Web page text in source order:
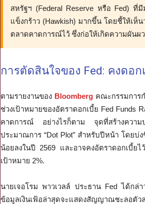
สหรัฐฯ (Federal Reserve หรือ Fed) ที่
แข็งกร้าว (Hawkish) มากขึ้น โดยชี้ให้เห็
ตลาดคาดการณ์ไว้ ซึ่งก่อให้เกิดความผันผ
การตัดสินใจของ Fed: คงดอก
ตามรายงานของ Bloomberg คณะกรรมการ
ช่วงเป้าหมายของอัตราดอกเบี้ย Fed Funds
คาดการณ์ อย่างไรก็ตาม จุดที่สร้างความป
ประมาณการ “Dot Plot” สำหรับปีหน้า โดยบ่
น้อยลงในปี 2569 และอาจคงอัตราดอกเบี้ยไ
เป้าหมาย 2%.
นายเจอโรม พาวเวลล์ ประธาน Fed ได้กล่
ข้อมูลเงินเฟ้อล่าสุดจะแสดงสัญญาณชะลอตั